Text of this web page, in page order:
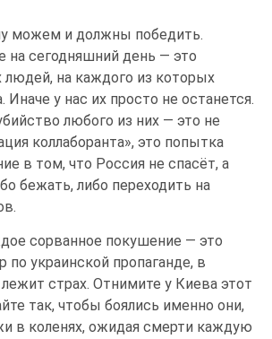
можем и должны победить.
на сегодняшний день — это
на каждого из которых
Иначе у нас их просто не останется.
любого из них — это не
коллаборанта», это попытка
в том, что Россия не спасёт, а
бежать, либо переходить на
сорванное покушение — это
украинской пропаганде, в
страх. Отнимите у Киева этот
так, чтобы боялись именно они,
в коленях, ожидая смерти каждую